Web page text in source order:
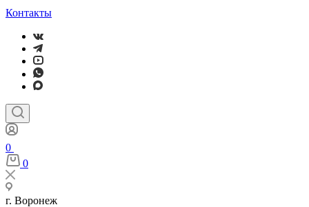
Контакты
0
0
г. Воронеж